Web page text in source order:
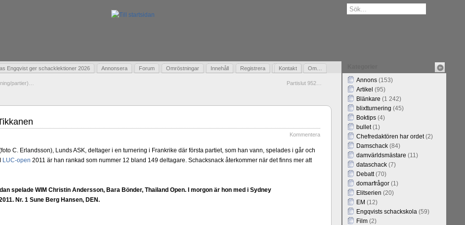
Engqvist ger schacklektioner 2026 Annonsera Forum Omröstningar Innehåll Registrera Kontakt Om…
Gästbok
partier)… Partislut 952…
Kommentera
C. Erlandsson), Lunds ASK, deltager i en turnering i Frankrike där första partiet, som han vann, spelades i går och
LUC-open 2011 är han rankad som nummer 12 bland 149 deltagare. Schacksnack återkommer när det finns mer att
spelade WIM Christin Andersson, Bara Bönder, Thailand Open. I morgon är hon med i Sydney
Nr. 1 Sune Berg Hansen, DEN.
Annons(153)
Artikel (95)
Blänkare (1 242)
blixtturnering (45)
Boktips(4)
bullet(1)
Chefredaktören har ordet(2)
Damschack(84)
damvärldsmästare (11)
dataschack(7)
Debatt(70)
domarfrågor(1)
Elitserien (20)
EM (12)
Engqvists schackskola(59)
Film(2)